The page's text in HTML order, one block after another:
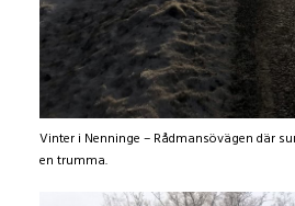
Vinter i Nenninge – Rådmansövägen där
en trumma.